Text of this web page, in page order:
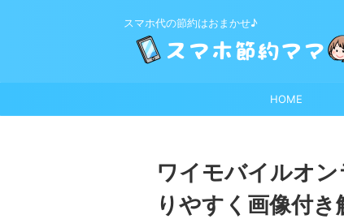
スマホ代の節約はおまかせ♪
HOME
ワイモバイルオ
りやすく画像付き